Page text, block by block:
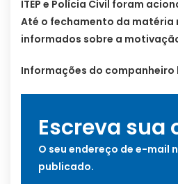
ITEP e Polícia Civil foram
Até o fechamento da matéria
informados sobre a
Informações do companheiro
Escreva sua
O seu endereço de e-mail
publicado.